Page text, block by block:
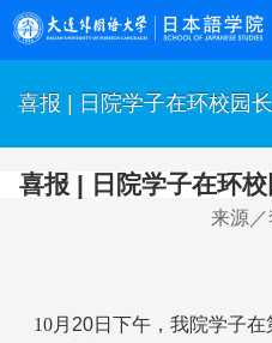
喜报 | 日院学子在环校园
喜报 | 日院学子在环
来源／
10月 20日下午，我院学子